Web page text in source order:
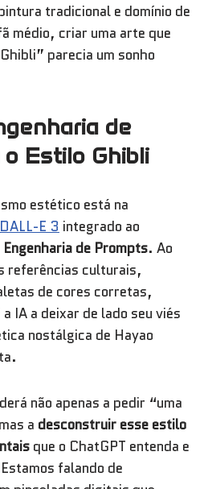
tradicional e domínio de
médio, criar uma arte que
parecia um sonho
de
Estilo Ghibli
estético está na
DALL-E 3 integrado ao
Engenharia de Prompts. Ao
referências culturais,
de cores corretas,
IA a deixar de lado seu viés
nostálgica de Hayao
não apenas a pedir “uma
a desconstruir esse estilo
que o ChatGPT entenda e
falando de